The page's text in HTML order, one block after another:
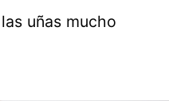
uñas mucho